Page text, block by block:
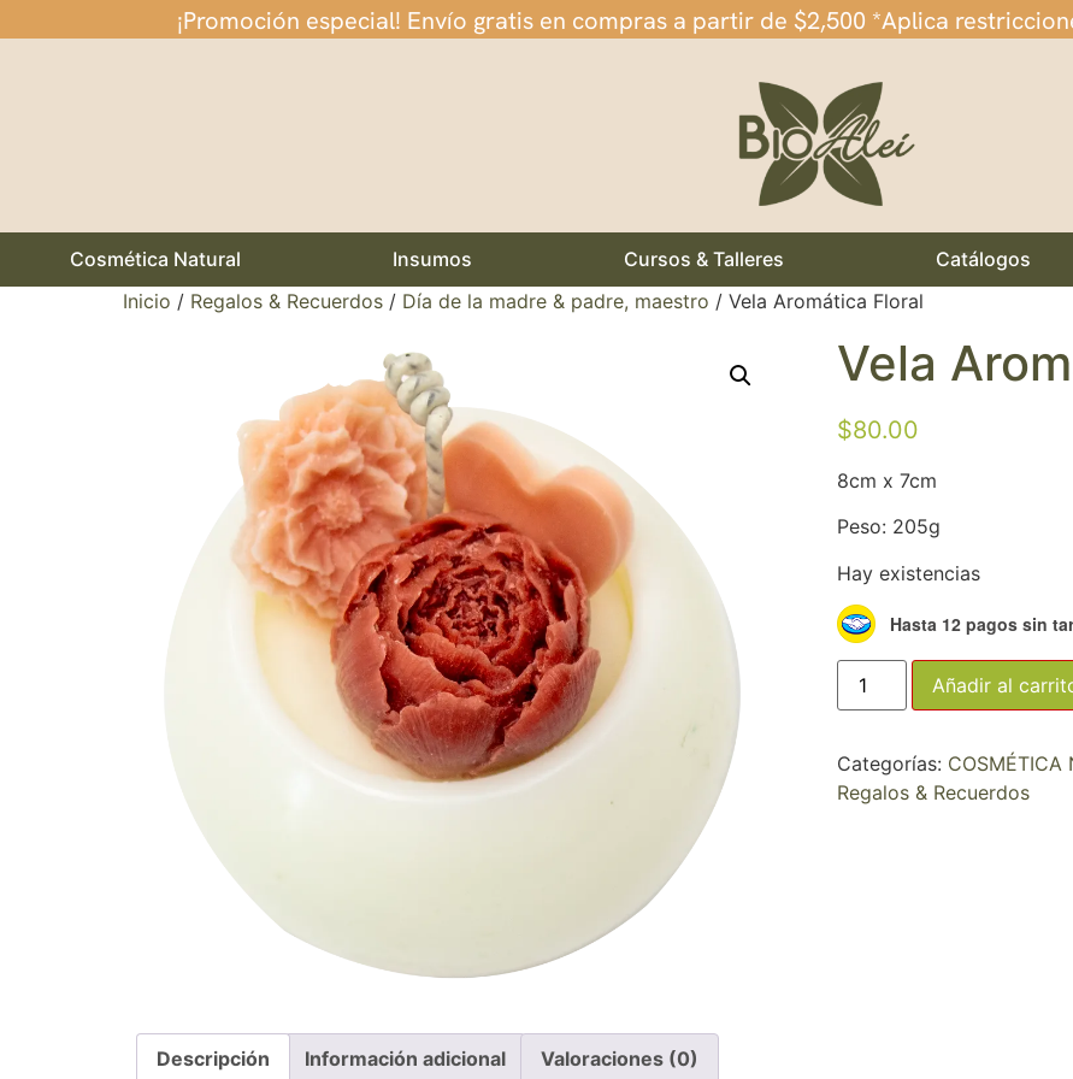
¡Promoción especial! Envío gratis en compras a partir de $2,500 *Aplica
Cosmética Natural Insumos Cursos & Talleres Catálogos
Inicio / Regalos & Recuerdos / Día de la madre & padre, maestro / Vela Aromática Floral
Vela
$80.00
8cm x 7cm
Peso: 205g
Hay existencias
Hasta 12 pagos sin
Añadir al
Categorías: COSMÉTICA
Regalos & Recuerdos
Descripción Información adicional Valoraciones (0)